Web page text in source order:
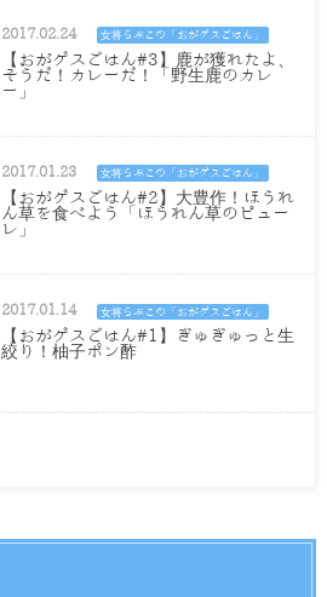
2017.02.24 女将らぶこの「おがゲスごはん」
【おがゲスごはん#3】鹿が獲れたよ、
そうだ！カレーだ！「野生鹿のカレ
ー」
2017.01.23 女将らぶこの「おがゲスごはん」
【おがゲスごはん#2】大豊作！ほうれ
ん草を食べよう「ほうれん草のピュー
レ」
2017.01.14 女将らぶこの「おがゲスごはん」
【おがゲスごはん#1】ぎゅぎゅっと生
絞り！柚子ポン酢